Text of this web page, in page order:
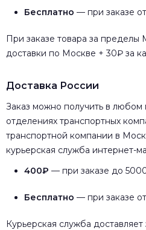
Бесплатно — при заказе
При заказе товара за
доставки по Москве + 30₽ за
Доставка России
Заказ можно получить в любом
отделениях транспортных
транспортной компании в
курьерская служба интернет-
400₽ — при заказе до
Бесплатно — при заказе
Курьерская служба